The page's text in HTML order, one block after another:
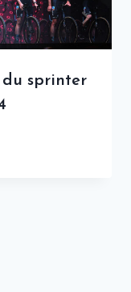
du sprinter